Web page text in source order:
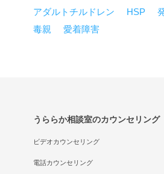
アダルトチルドレン HSP
毒親
愛着障害
うららか相談室のカウンセリング
ビデオカウンセリング
電話カウンセリング